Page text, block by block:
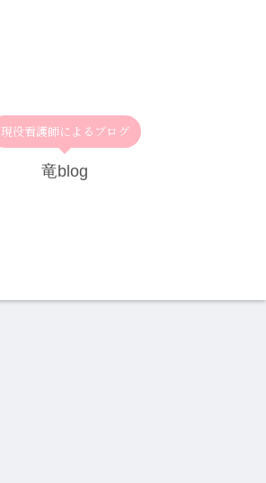
現役看護師によるブログ
竜blog